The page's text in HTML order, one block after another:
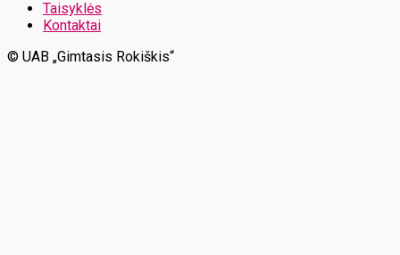
Taisyklės
Kontaktai
© UAB „Gimtasis Rokiškis“